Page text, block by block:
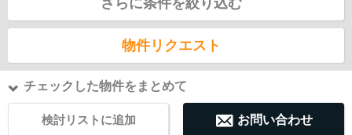
物件リクエスト
チェックした物件をまとめて
検討リストに追加 お問い合わせ